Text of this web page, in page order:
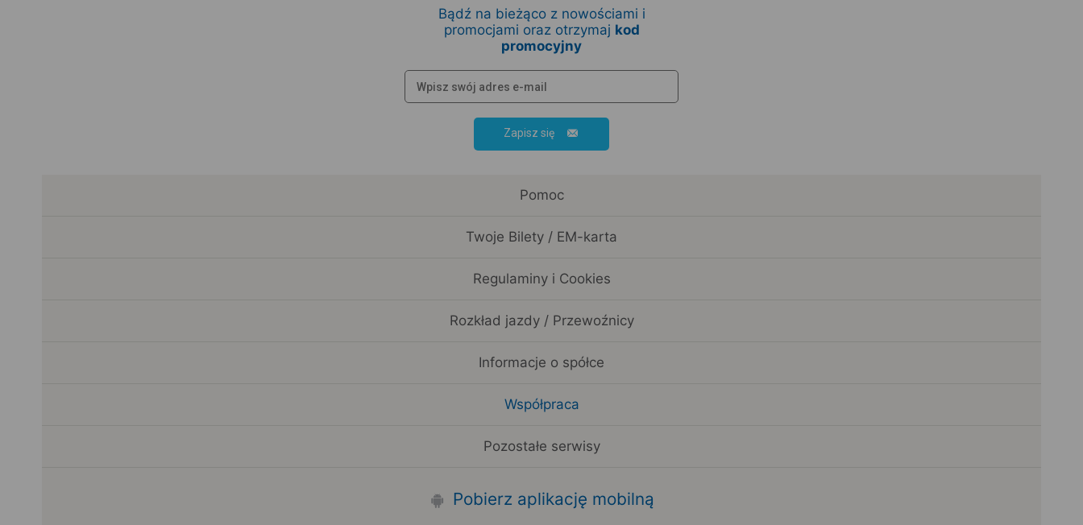
Bądź na bieżąco z nowościami i
promocjami oraz otrzymaj kod
promocyjny
Zapisz się
Pomoc
Twoje Bilety / EM-karta
Regulaminy i Cookies
Rozkład jazdy / Przewoźnicy
Informacje o spółce
Współpraca
Pozostałe serwisy
Pobierz aplikację mobilną